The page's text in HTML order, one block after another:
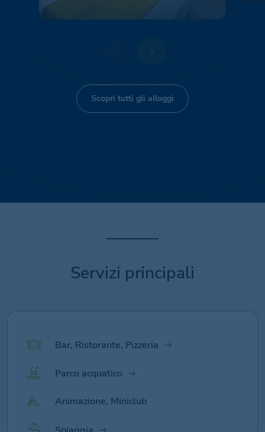
Scopri tutti gli alloggi
Servizi principali
Bar, Ristorante, Pizzeria
Parco acquatico
Animazione, Miniclub